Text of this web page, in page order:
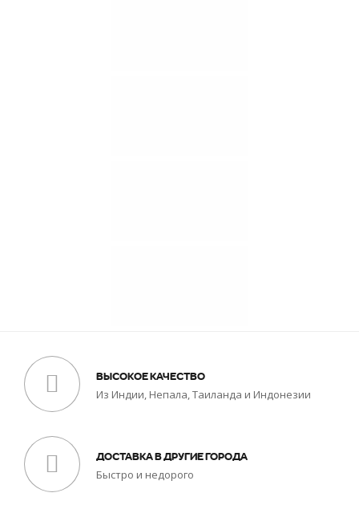
ВЫСОКОЕ КАЧЕСТВО
Из Индии, Непала, Таиланда и Индонезии
ДОСТАВКА В ДРУГИЕ ГОРОДА
Быстро и недорого